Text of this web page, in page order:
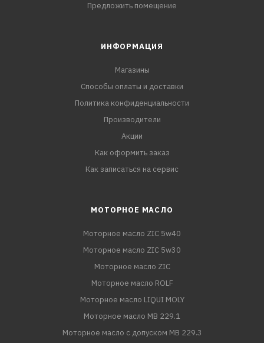
Предложить помещение
ИНФОРМАЦИЯ
Магазины
Способы оплаты и доставки
Политика конфиденциальности
Производители
Акции
Как оформить заказ
Как записаться на сервис
МОТОРНОЕ МАСЛО
Моторное масло ZIC 5w40
Моторное масло ZIC 5w30
Моторное масло ZIC
Моторное масло ROLF
Моторное масло LIQUI MOLY
Моторное масло MB 229.1
Моторное масло с допуском MB 229.3